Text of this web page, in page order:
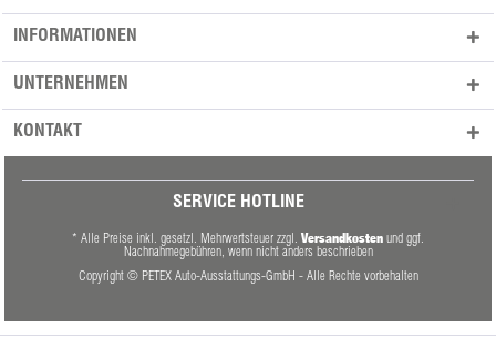
INFORMATIONEN
UNTERNEHMEN
KONTAKT
SERVICE HOTLINE
* Alle Preise inkl. gesetzl. Mehrwertsteuer zzgl. Versandkosten und ggf.
Nachnahmegebühren, wenn nicht anders beschrieben
Copyright © PETEX Auto-Ausstattungs-GmbH - Alle Rechte vorbehalten